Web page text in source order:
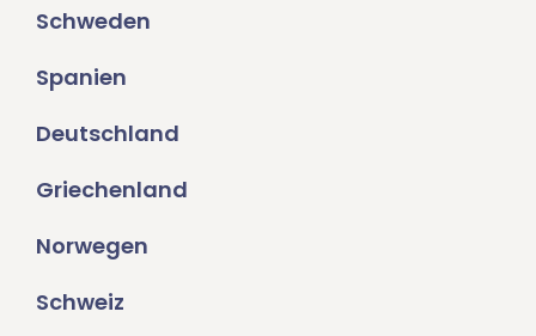
Schweden
Spanien
Deutschland
Griechenland
Norwegen
Schweiz